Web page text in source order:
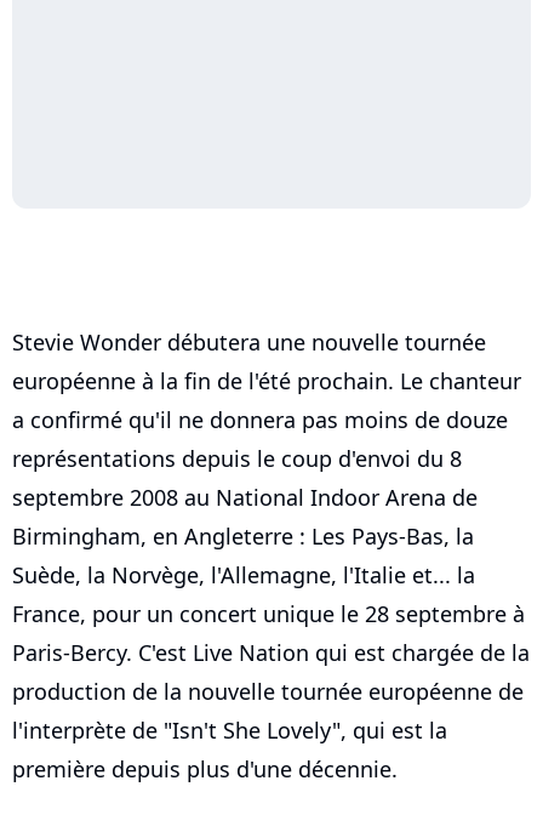
Stevie Wonder débutera une nouvelle tournée
européenne à la fin de l'été prochain. Le chanteur
a confirmé qu'il ne donnera pas moins de douze
représentations depuis le coup d'envoi du 8
septembre 2008 au National Indoor Arena de
Birmingham, en Angleterre : Les Pays-Bas, la
Suède, la Norvège, l'Allemagne, l'Italie et... la
France, pour un concert unique le 28 septembre à
Paris-Bercy. C'est Live Nation qui est chargée de la
production de la nouvelle tournée européenne de
l'interprète de "Isn't She Lovely", qui est la
première depuis plus d'une décennie.